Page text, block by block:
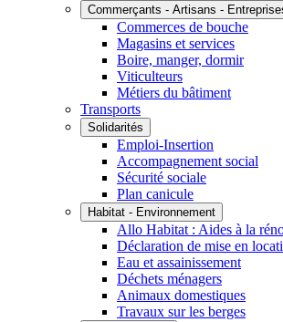
Commerçants - Artisans -
Commerces de bouche
Magasins et services
Boire, manger, dormir
Viticulteurs
Métiers du bâtiment
Transports
Solidarités
Emploi-Insertion
Accompagnement social
Sécurité sociale
Plan canicule
Habitat - Environnement
Allo Habitat : Aides à la
Déclaration de mise en
Eau et assainissement
Déchets ménagers
Animaux domestiques
Travaux sur les berges